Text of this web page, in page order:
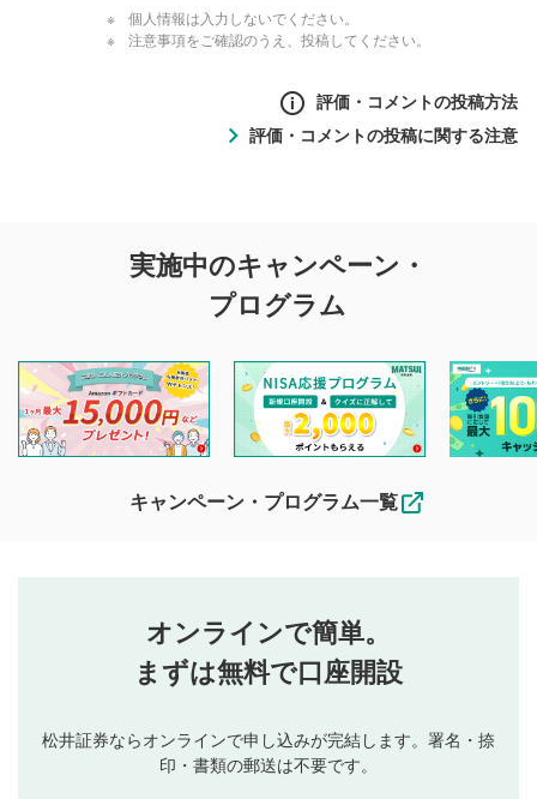
個人情報は入力しないでください。
注意事項をご確認のうえ、投稿してください。
評価・コメントの投稿方法
投稿するボタン
星で評価をすると投稿できます。（お名前とコメント
3
動画の評価
評価・コメントの投稿に関する注意
投稿に関する注意
を目的として、各動画コンテンツに、評価およびコメントの
投稿ができます。利用者は以下の注意事項をご理解のうえ、
閲覧および投稿を行うものとしてください。
他の利用者が動画を視聴される際の参考になるコメントをお
待ちしております。
なお、投稿をもって、本注意事項に同意されたものとみなし
行ってください。
当社は、利用者同士、もしくは利用者と第三者間のトラ
ブルによって生じた損害に対して一切の責任を負いませ
評価およびコメントは当社にて審査のうえ、掲載となり
ます。掲載されるまでに日数がかかる場合や掲載されない
実施中のキャンペーン・
プログラム
キャンペーン・プログラム一覧
オンラインで簡単。
まずは無料で口座開設
松井証券ならオンラインで申し込みが完結します。署名・捺
印・書類の郵送は不要です。